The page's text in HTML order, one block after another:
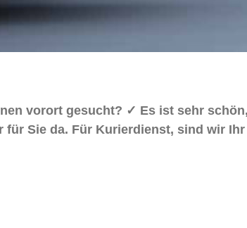
vorort gesucht? ✓ Es ist sehr
Sie da. Für Kurierdienst, sind wir